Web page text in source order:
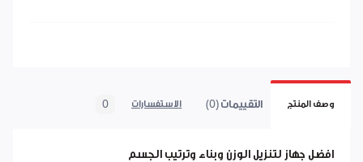
وصف المنتج التقييمات (0) الاستفسارات 0
افضل جهاز لتنزيل الوزن وبناء وترتيب الجسم